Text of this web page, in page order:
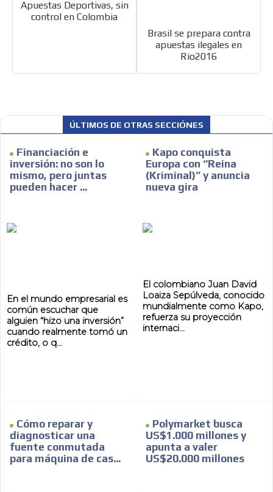
Apuestas Deportivas, sin
control en Colombia
Brasil se prepara contra
apuestas ilegales en
Rio2016
ÚLTIMOS DE OTRAS SECCIÓNES
Financiación e
inversión: no son lo
mismo, pero juntas
pueden hacer ...
En el mundo empresarial es
común escuchar que
alguien “hizo una inversión”
cuando realmente tomó un
crédito, o q...
Kapo conquista
Europa con “Reina
(Kriminal)” y anuncia
nueva gira
El colombiano Juan David
Loaiza Sepúlveda, conocido
mundialmente como Kapo,
refuerza su proyección
internaci...
Cómo reparar y
diagnosticar una
fuente conmutada
para máquina de cas...
Polymarket busca
US$1.000 millones y
apunta a valer
US$20.000 millones